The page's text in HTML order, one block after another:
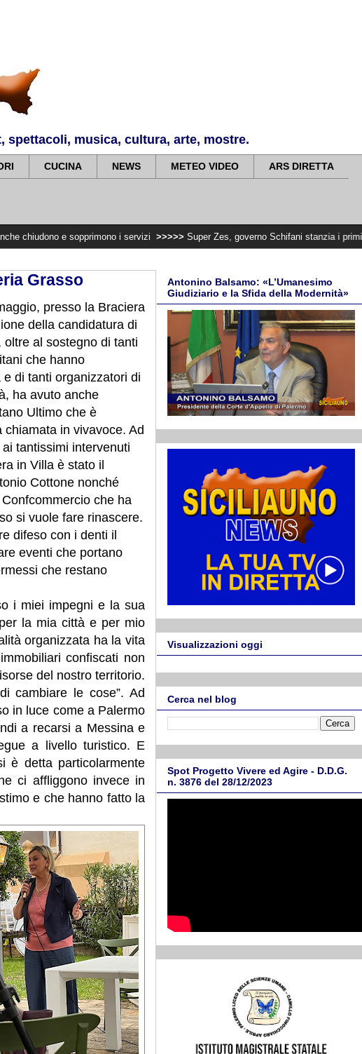
spettacoli, musica, cultura, arte, mostre.
CUCINA NEWS METEO VIDEO ARS DIRETTA
sopprimono i servizi >>>>> Super Zes, governo Schifani stanzia i primi 10 milioni per
Grasso
presso la Braciera
della candidatura di
oltre al sostegno di tanti
che hanno
di tanti organizzatori di
ha avuto anche
Ultimo che è
chiamata in vivavoce. Ad
ai tantissimi intervenuti
in Villa è stato il
Cottone nonché
che ha
si vuole fare rinascere.
difeso con i denti il
eventi che portano
che restano
i miei impegni e la sua
la mia città e per mio
organizzata ha la vita
confiscati non
del nostro territorio.
cambiare le cose”. Ad
in luce come a Palermo
a recarsi a Messina e
a livello turistico. E
è detta particolarmente
ci affliggono invece in
e che hanno fatto la
Antonino Balsamo: «L’Umanesimo
Giudiziario e la Sfida della Modernità»
Visualizzazioni oggi
Cerca nel blog
Spot Progetto Vivere ed Agire - D.D.G.
n. 3876 del 28/12/2023